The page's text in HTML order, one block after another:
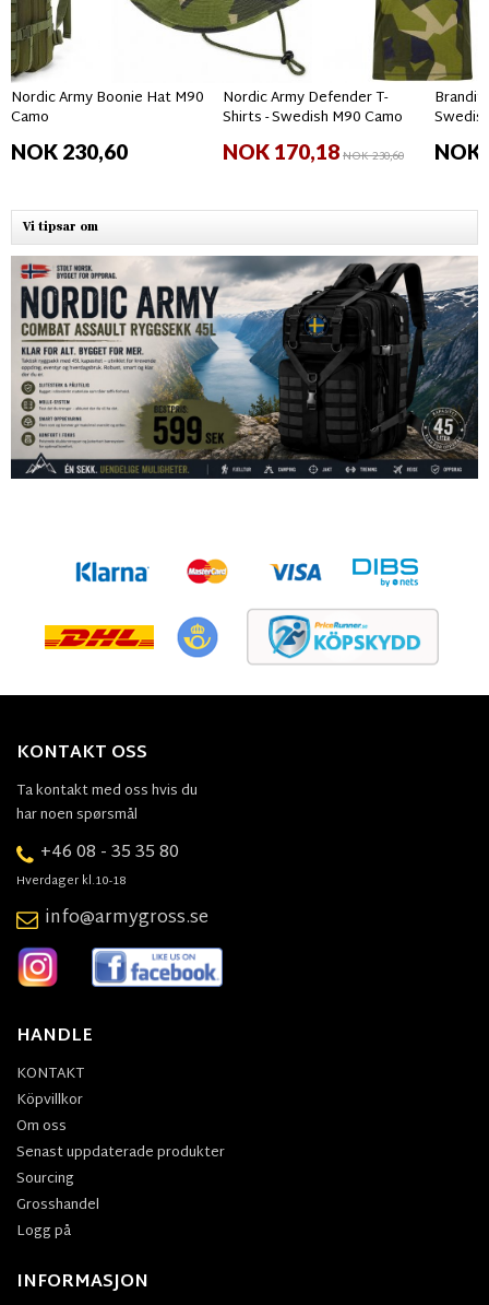
Nordic Army Boonie Hat M90
Camo
NOK 230,60
Nordic Army Defender T-
Shirts - Swedish M90 Camo
NOK 170,18NOK 230,60
Brandit
NOK
Vi tipsar om
KONTAKT OSS
Ta kontakt med oss hvis du
har noen spørsmål
+46 08 - 35 35 80
Hverdager kl.10-18
info@armygross.se
HANDLE
KONTAKT
Köpvillkor
Om oss
Senast uppdaterade produkter
Sourcing
Grosshandel
Logg på
INFORMASJON